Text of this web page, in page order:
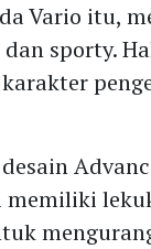
Vario itu,
sporty.
memiliki